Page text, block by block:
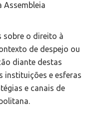
Assembleia
sobre o direito à
de despejo ou
diante destas
instituições e esferas
e canais de